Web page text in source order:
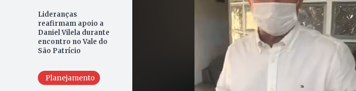
Lideranças
reafirmam apoio a
Daniel Vilela durante
encontro no Vale do
São Patrício
Planejamento